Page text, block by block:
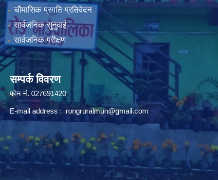
चौमासिक प्रगति प्रतिवेदन
सार्वजनिक सुनुवाई
सार्वजनिक परीक्षण
सम्पर्क विवरण
फोन न‌ं. 027691420
E-mail address : rongruralmun@gmail.com